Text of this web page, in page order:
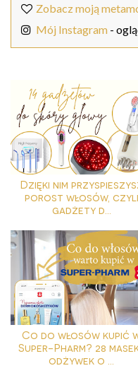
Zobacz moją
Mój Instagram -
Dzięki nim
porost włosów, czyli
gadżety d...
Co do włosów kupić
Super-Pharm? 28
odżywek o ...